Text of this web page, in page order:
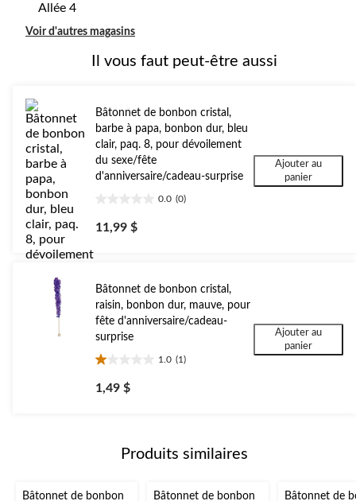
Allée 4
Voir d'autres magasins
Il vous faut peut-être aussi
Bâtonnet de bonbon cristal,
barbe à papa, bonbon dur, bleu
clair, paq. 8, pour dévoilement
du sexe/fête
d'anniversaire/cadeau-surprise
0.0 (0)
étoile(s)
sur
11,99 $
Ajouter au
panier
Bâtonnet de bonbon cristal,
raisin, bonbon dur, mauve, pour
fête d'anniversaire/cadeau-
surprise
1.0 (1)
1.0
étoile(s)
sur
1,49 $
Ajouter au
panier
Produits similaires
Bâtonnet de bonbon
Bâtonnet de bonbon
Bâtonnet de